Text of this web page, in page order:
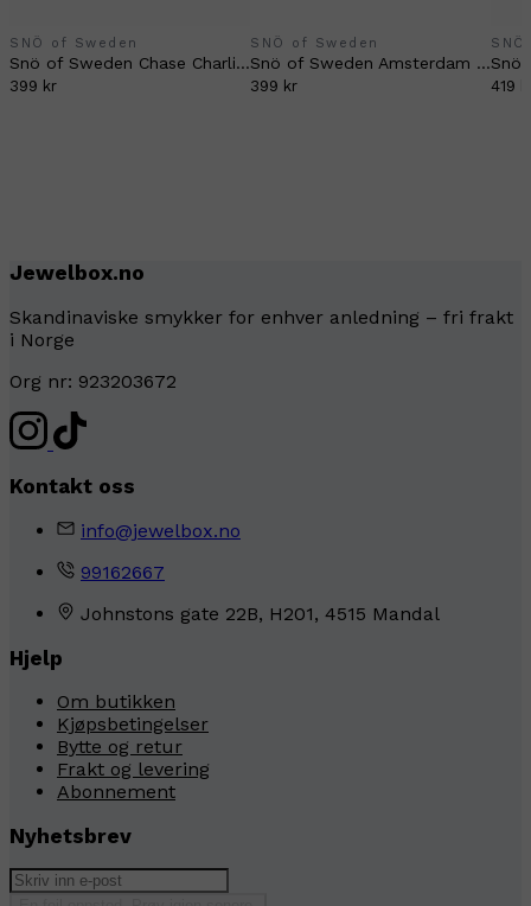
SNÖ of Sweden
Snö of Sweden Chase Charlize bracelet silver
399 kr
SNÖ of Sweden
Snö of Sweden Amsterdam double chain bracelet silver
399 kr 419
Jewelbox.no
Skandinaviske smykker for enhver anledning – fri frakt
i Norge
Org nr: 923203672
Kontakt oss
info@jewelbox.no
99162667
Johnstons gate 22B, H201, 4515 Mandal
Hjelp
Om butikken
Kjøpsbetingelser
Bytte og retur
Frakt og levering
Abonnement
Nyhetsbrev